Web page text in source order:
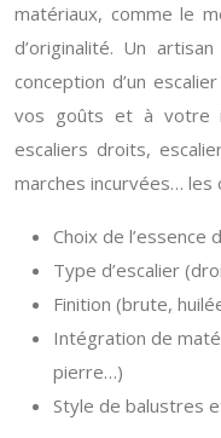
matériaux, comme le
d’originalité. Un
conception d’un
vos goûts et à votre
escaliers droits,
marches incurvées… les
Choix de l’essence
Type d’escalier
Finition (brute,
Intégration de
pierre…)
Style de balustres